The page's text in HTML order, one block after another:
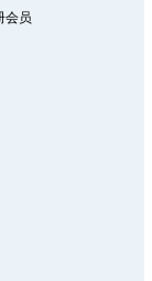
会员